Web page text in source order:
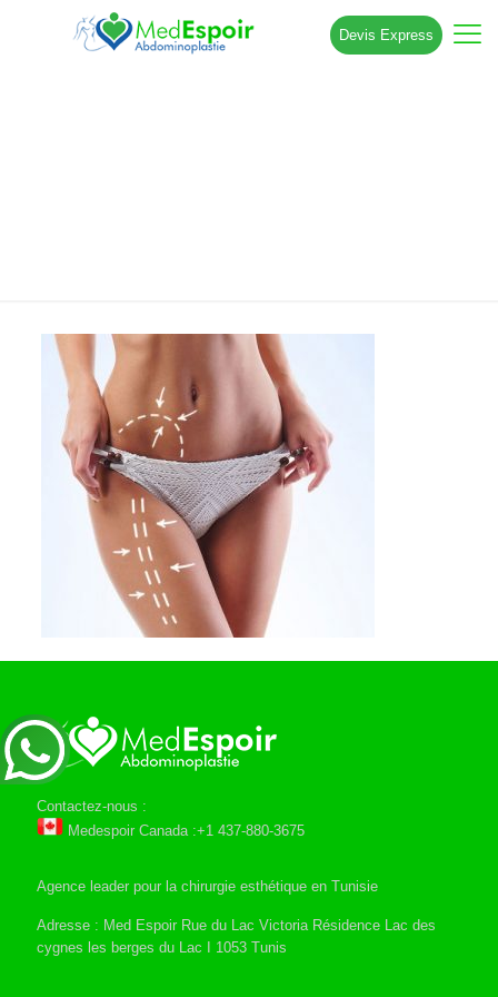
Devis Express
Contactez-nous :
Medespoir Canada :+1 437-880-3675
Agence leader pour la chirurgie esthétique en Tunisie
Adresse : Med Espoir Rue du Lac Victoria Résidence Lac des
cygnes les berges du Lac I 1053 Tunis